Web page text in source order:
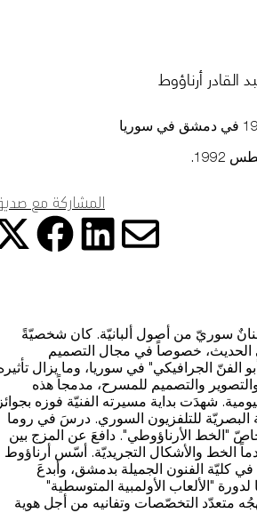
القادر أرناؤوط
المشاركة مع
فنانٌ سوريّ من أصول ألبانيّة. كان شخصيّةً
الحديث، خصوصاً في مجال التصميم
الفنّ الجرافيكي" في سوريا، وما يزال
والتصميم للمسرح، مدمجاً هذه
شهدَت بداية مسيرته الفنيّة فوزه
البصريّة للتلفزيون السوري. درسَ في روما
"الخط الأرناؤوطي". دافعَ عن المزج بين
الخط والأشكال التجريديّة. أسّس أرناؤوط
كليّة الفنون الجميلة بدمشق، وأبدعَ
"الألعاب الأولمبية المتوسطية"
متعدّد التخصّصات وتفانيه من أجل هوية
متحف
بعض هذه الملفات إلى توقف الوظائف ذات
يمكنك تغيير تفضيلاتك في أي وقت